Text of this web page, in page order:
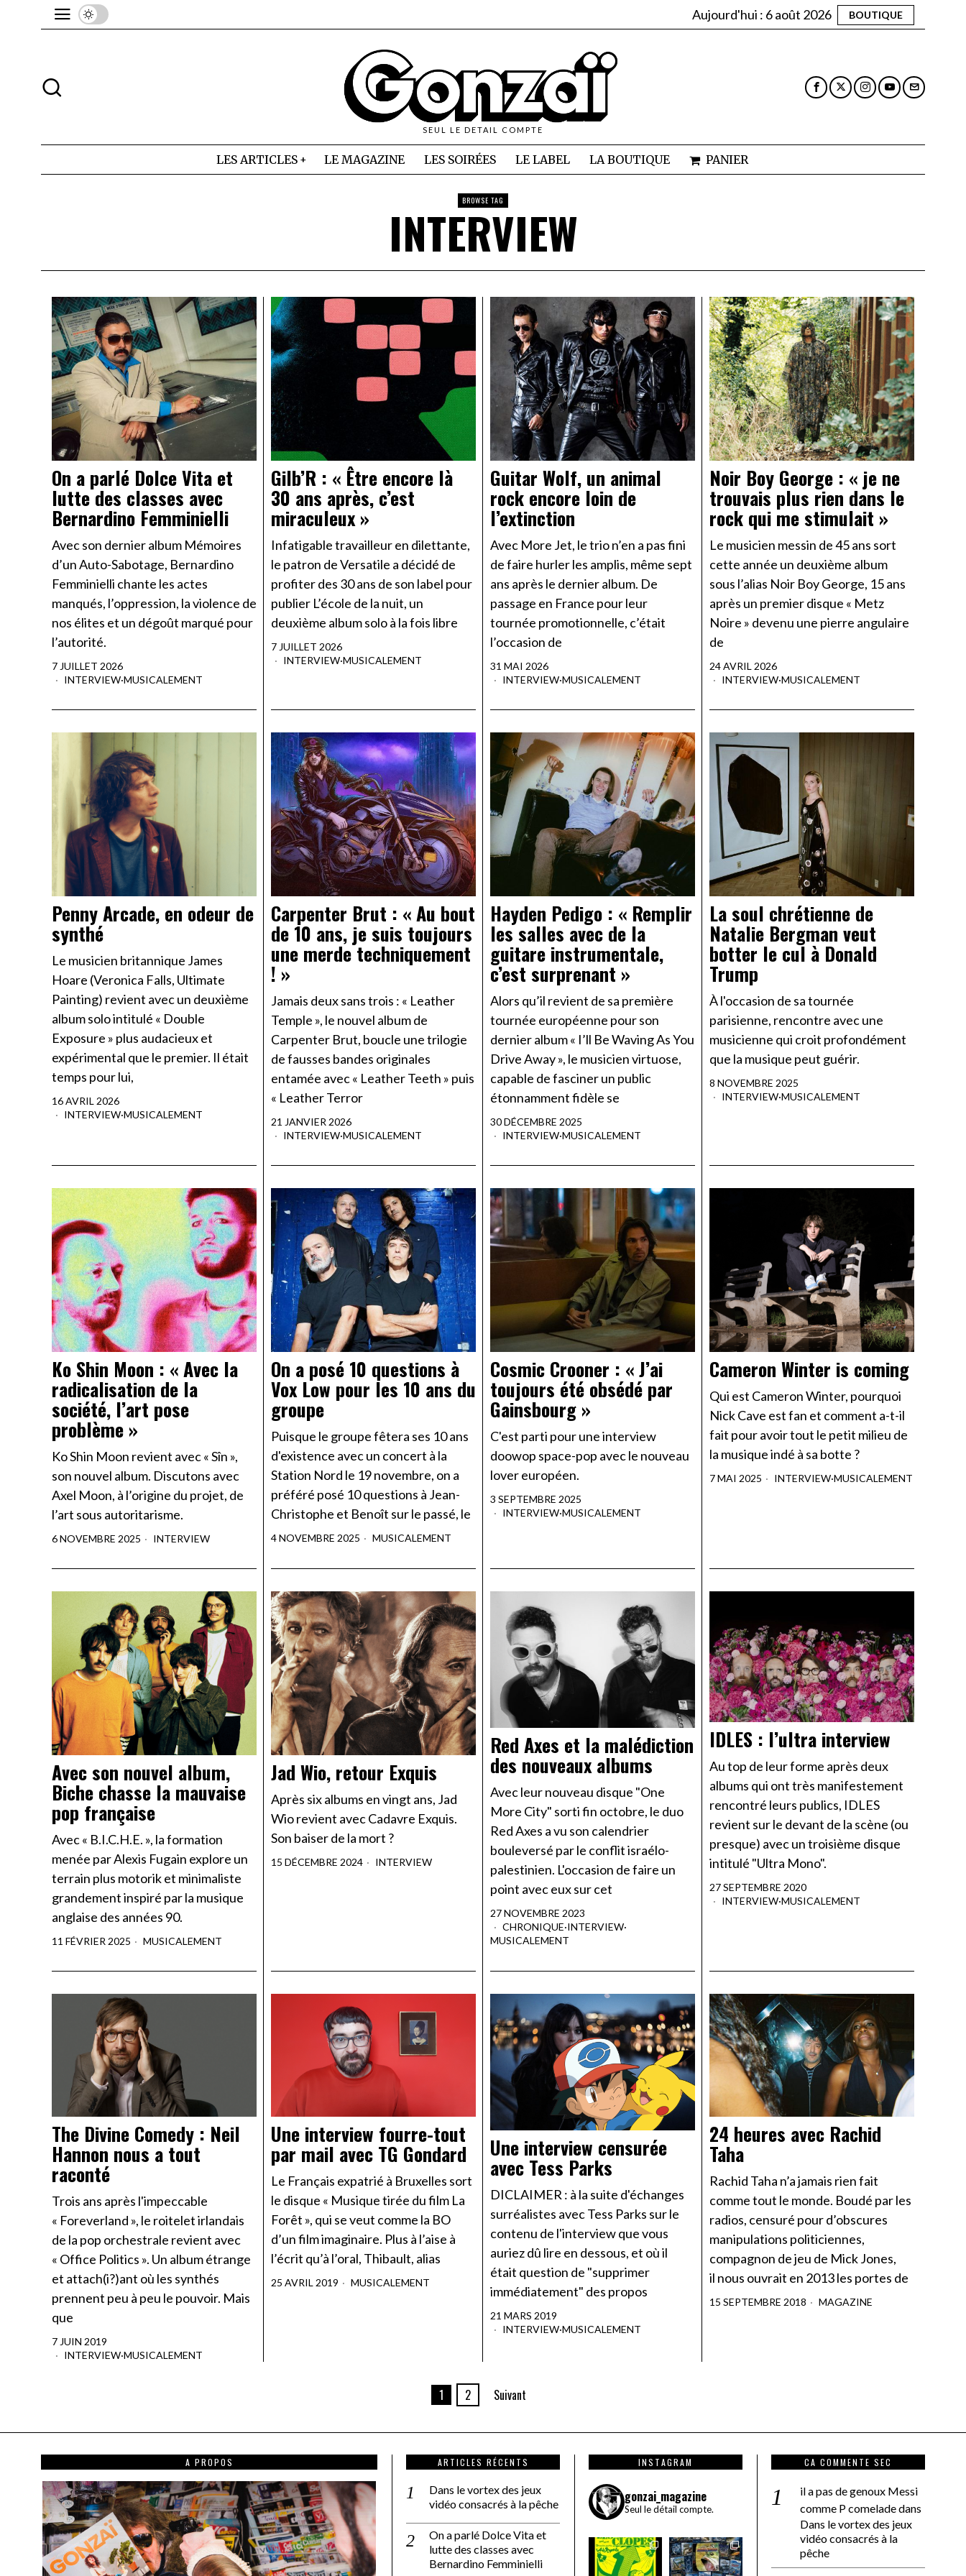
Aujourd'hui : 6 août 2026 BOUTIQUE
SEUL LE DETAIL COMPTE
LES ARTICLES LE MAGAZINE LES SOIRÉES LE LABEL LA BOUTIQUE PANIER
BROWSE TAG
INTERVIEW
On a parlé Dolce Vita et
lutte des classes avec
Bernardino Femminielli
Avec son dernier album Mémoires
d’un Auto-Sabotage, Bernardino
Femminielli chante les actes
manqués, l’oppression, la violence de
nos élites et un dégoût marqué pour
l’autorité.
7 JUILLET 2026
INTERVIEW·MUSICALEMENT
Gilb’R : « Être encore là
30 ans après, c’est
miraculeux »
Infatigable travailleur en dilettante,
le patron de Versatile a décidé de
profiter des 30 ans de son label pour
publier L’école de la nuit, un
deuxième album solo à la fois libre
7 JUILLET 2026
INTERVIEW·MUSICALEMENT
Guitar Wolf, un animal
rock encore loin de
l’extinction
Avec More Jet, le trio n’en a pas fini
de faire hurler les amplis, même sept
ans après le dernier album. De
passage en France pour leur
tournée promotionnelle, c’était
l’occasion de
31 MAI 2026
INTERVIEW·MUSICALEMENT
Noir Boy George : « je ne
trouvais plus rien dans le
rock qui me stimulait »
Le musicien messin de 45 ans sort
cette année un deuxième album
sous l’alias Noir Boy George, 15 ans
après un premier disque « Metz
Noire » devenu une pierre angulaire
de
24 AVRIL 2026
INTERVIEW·MUSICALEMENT
Penny Arcade, en odeur de
synthé
Le musicien britannique James
Hoare (Veronica Falls, Ultimate
Painting) revient avec un deuxième
album solo intitulé « Double
Exposure » plus audacieux et
expérimental que le premier. Il était
temps pour lui,
16 AVRIL 2026
INTERVIEW·MUSICALEMENT
Carpenter Brut : « Au bout
de 10 ans, je suis toujours
une merde techniquement
! »
Jamais deux sans trois : « Leather
Temple », le nouvel album de
Carpenter Brut, boucle une trilogie
de fausses bandes originales
entamée avec « Leather Teeth » puis
« Leather Terror
21 JANVIER 2026
INTERVIEW·MUSICALEMENT
Hayden Pedigo : « Remplir
les salles avec de la
guitare instrumentale,
c’est surprenant »
Alors qu’il revient de sa première
tournée européenne pour son
dernier album « I’ll Be Waving As You
Drive Away », le musicien virtuose,
capable de fasciner un public
étonnamment fidèle se
30 DÉCEMBRE 2025
INTERVIEW·MUSICALEMENT
La soul chrétienne de
Natalie Bergman veut
botter le cul à Donald
Trump
À l'occasion de sa tournée
parisienne, rencontre avec une
musicienne qui croit profondément
que la musique peut guérir.
8 NOVEMBRE 2025
INTERVIEW·MUSICALEMENT
Ko Shin Moon : « Avec la
radicalisation de la
société, l’art pose
problème »
Ko Shin Moon revient avec « Sîn »,
son nouvel album. Discutons avec
Axel Moon, à l’origine du projet, de
l’art sous autoritarisme.
6 NOVEMBRE 2025 INTERVIEW
On a posé 10 questions à
Vox Low pour les 10 ans du
groupe
Puisque le groupe fêtera ses 10 ans
d'existence avec un concert à la
Station Nord le 19 novembre, on a
préféré posé 10 questions à Jean-
Christophe et Benoît sur le passé, le
4 NOVEMBRE 2025 MUSICALEMENT
Cosmic Crooner : « J’ai
toujours été obsédé par
Gainsbourg »
C'est parti pour une interview
doowop space-pop avec le nouveau
lover européen.
3 SEPTEMBRE 2025
INTERVIEW·MUSICALEMENT
Cameron Winter is coming
Qui est Cameron Winter, pourquoi
Nick Cave est fan et comment a-t-il
fait pour avoir tout le petit milieu de
la musique indé à sa botte ?
7 MAI 2025 INTERVIEW·MUSICALEMENT
Avec son nouvel album,
Biche chasse la mauvaise
pop française
Avec « B.I.C.H.E. », la formation
menée par Alexis Fugain explore un
terrain plus motorik et minimaliste
grandement inspiré par la musique
anglaise des années 90.
11 FÉVRIER 2025 MUSICALEMENT
Jad Wio, retour Exquis
Après six albums en vingt ans, Jad
Wio revient avec Cadavre Exquis.
Son baiser de la mort ?
15 DÉCEMBRE 2024 INTERVIEW
Red Axes et la malédiction
des nouveaux albums
Avec leur nouveau disque "One
More City" sorti fin octobre, le duo
Red Axes a vu son calendrier
bouleversé par le conflit israélo-
palestinien. L'occasion de faire un
point avec eux sur cet
27 NOVEMBRE 2023
CHRONIQUE·INTERVIEW·
MUSICALEMENT
IDLES : l’ultra interview
Au top de leur forme après deux
albums qui ont très manifestement
rencontré leurs publics, IDLES
revient sur le devant de la scène (ou
presque) avec un troisième disque
intitulé "Ultra Mono".
27 SEPTEMBRE 2020
INTERVIEW·MUSICALEMENT
The Divine Comedy : Neil
Hannon nous a tout
raconté
Trois ans après l'impeccable
« Foreverland », le roitelet irlandais
de la pop orchestrale revient avec
« Office Politics ». Un album étrange
et attach(i?)ant où les synthés
prennent peu à peu le pouvoir. Mais
que
7 JUIN 2019
INTERVIEW·MUSICALEMENT
Une interview fourre-tout
par mail avec TG Gondard
Le Français expatrié à Bruxelles sort
le disque « Musique tirée du film La
Forêt », qui se veut comme la BO
d’un film imaginaire. Plus à l’aise à
l’écrit qu’à l’oral, Thibault, alias
25 AVRIL 2019 MUSICALEMENT
Une interview censurée
avec Tess Parks
DICLAIMER : à la suite d'échanges
surréalistes avec Tess Parks sur le
contenu de l'interview que vous
auriez dû lire en dessous, et où il
était question de "supprimer
immédiatement" des propos
21 MARS 2019
INTERVIEW·MUSICALEMENT
24 heures avec Rachid
Taha
Rachid Taha n’a jamais rien fait
comme tout le monde. Boudé par les
radios, censuré pour d’obscures
manipulations politiciennes,
compagnon de jeu de Mick Jones,
il nous ouvrait en 2013 les portes de
15 SEPTEMBRE 2018 MAGAZINE
1 2 Suivant
A PROPOS ARTICLES RÉCENTS
Dans le vortex des jeux
vidéo consacrés à la pêche
On a parlé Dolce Vita et
lutte des classes avec
Bernardino Femminielli
INSTAGRAM
gonzai_magazine
Seul le détail compte.
CA COMMENTE SEC
il a pas de genoux Messi
comme P comeladedans
Dans le vortex des jeux
vidéo consacrés à la
pêche